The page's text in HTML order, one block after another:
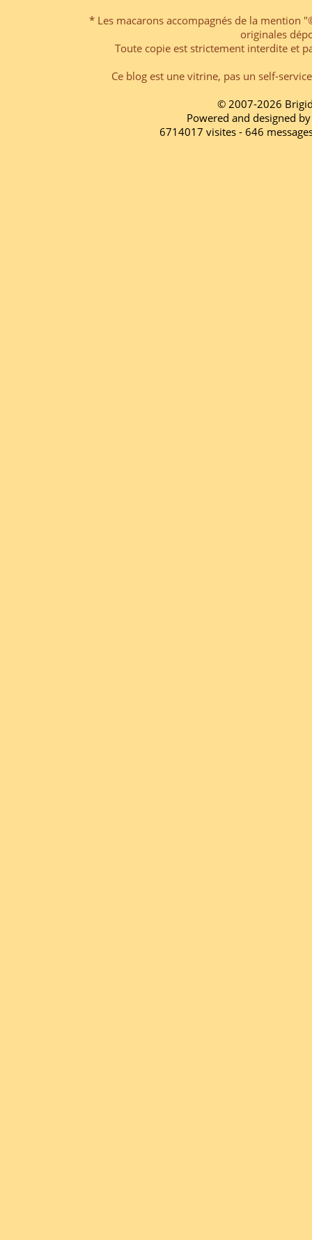
* Les macarons accompagnés de la mention
originales
Toute copie est strictement interdite et
Ce blog est une vitrine, pas un self-
© 2007-2026
Powered and designed
6714017 visites - 646